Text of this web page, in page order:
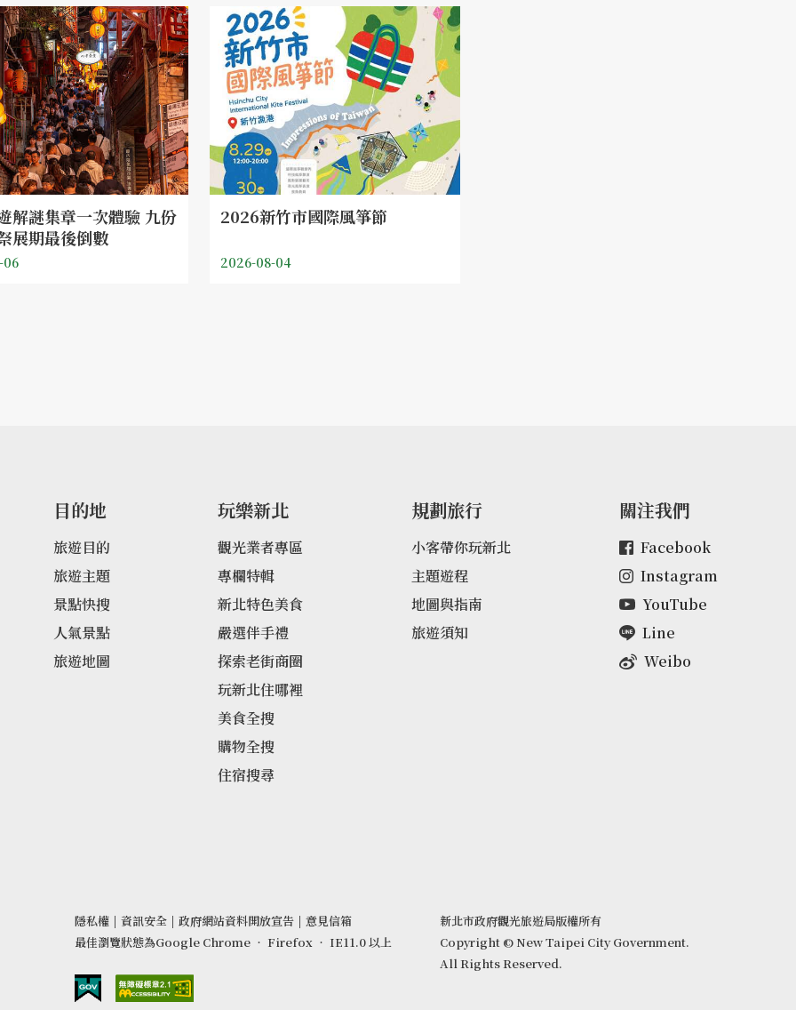
解謎集章一次體驗 九份
展期最後倒數
06
2026新竹市國際風箏節
2026-08-04
目的地
旅遊目的
旅遊主題
景點快搜
人氣景點
旅遊地圖
玩樂新北
觀光業者專區
專欄特輯
新北特色美食
嚴選伴手禮
探索老街商圈
玩新北住哪裡
美食全搜
購物全搜
住宿搜尋
規劃旅行
小客帶你玩新北
主題遊程
地圖與指南
旅遊須知
關注我們
Facebook
Instagram
YouTube
Line
Weibo
隱私權 | 資訊安全 | 政府網站資料開放宣告 | 意見信箱
最佳瀏覽狀態為Google Chrome ‧ Firefox ‧ IE11.0 以上
新北市政府觀光旅遊局版權所有
Copyright © New Taipei City Government.
All Rights Reserved.